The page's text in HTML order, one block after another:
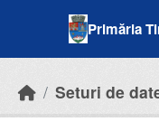
Primăria
Seturi de